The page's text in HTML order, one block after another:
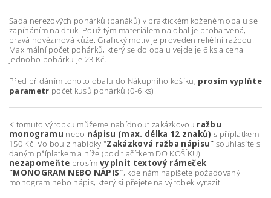
Sada nerezových pohárků (panáků) v praktickém koženém obalu se
zapínáním na druk. Použitým materiálem na obal je probarvená,
pravá hovězinová kůže. Grafický motiv je proveden reliéfní ražbou.
Maximální počet pohárků, který se do obalu vejde je 6 ks a cena
jednoho pohárku je 23 Kč.
Před přidáním tohoto obalu do Nákupního košíku, prosím vyplňte
parametr počet kusů pohárků (0-6 ks).
K tomuto výrobku můžeme nabídnout zakázkovou ražbu
monogramu nebo nápisu (max. délka 12 znaků)s příplatkem
150 Kč. Volbou z nabídky "Zakázková ražba nápisu"souhlasíte s
daným příplatkem a níže (pod tlačítkem DO KOŠÍKU)
nezapomeňte prosím vyplnit textový rámeček
"MONOGRAM NEBO NÁPIS", kde nám napíšete požadovaný
monogram nebo nápis, který si přejete na výrobek vyrazit.